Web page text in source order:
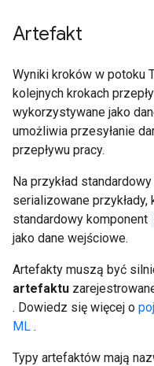
Artefakt
Wyniki kroków w potoku
kolejnych krokach
wykorzystywane jako
umożliwia przesyłanie
przepływu pracy.
Na przykład
serializowane
standardowy komponent
jako dane wejściowe.
Artefakty muszą być
artefaktu
. Dowiedz się więcej o
ML .
Typy artefaktów mają